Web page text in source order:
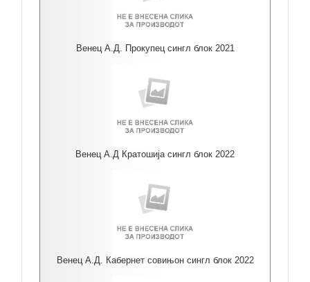
Венец А.Д. Прокупец сингл блок 2021
Венец А.Д Кратошија сингл блок 2022
Венец А.Д. Кабернет совињон сингл блок 2022